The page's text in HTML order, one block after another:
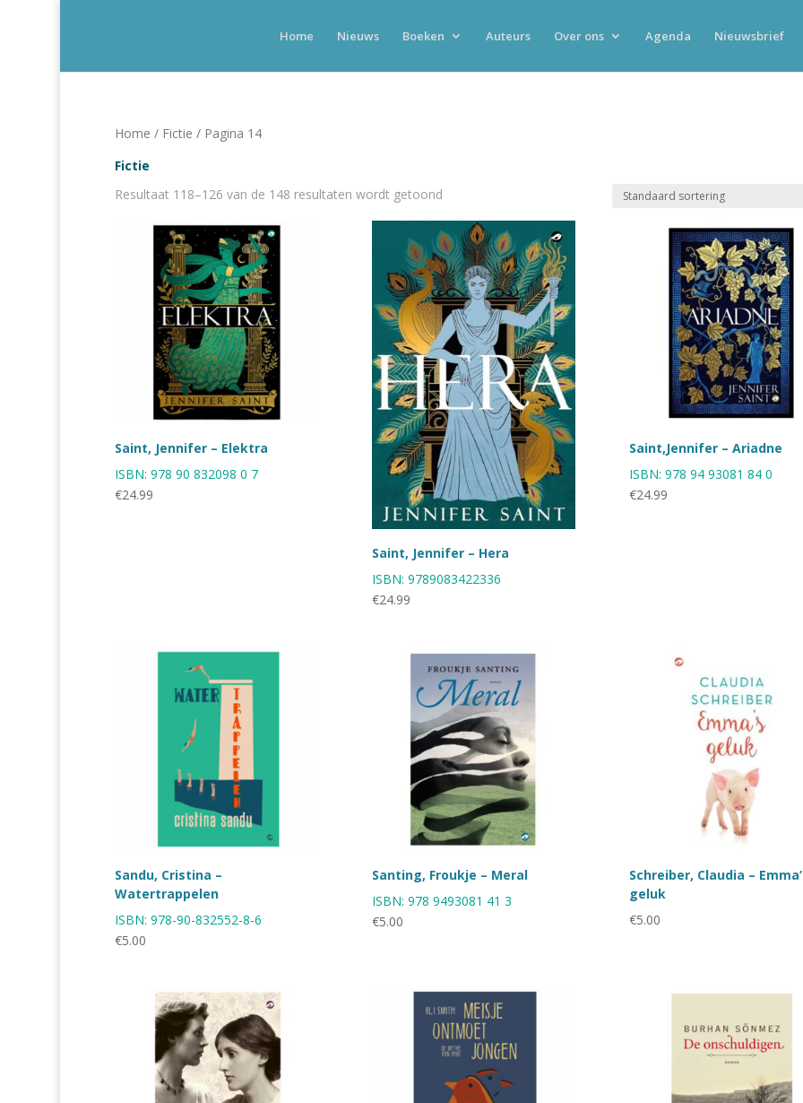
Home Nieuws Boeken Auteurs Over ons Agenda Nieuwsbrief
Home / Fictie / Pagina 14
Fictie
Resultaat 118–126 van de 148 resultaten wordt getoond
Saint, Jennifer – Elektra
ISBN: 978 90 832098 0 7
€24.99
Saint, Jennifer – Hera
ISBN: 9789083422336
€24.99
Saint,Jennifer – Ariadne
ISBN: 978 94 93081 84 0
€24.99
Sandu, Cristina –
Watertrappelen
ISBN: 978-90-832552-8-6
€5.00
Santing, Froukje – Meral
ISBN: 978 9493081 41 3
€5.00
Schreiber, Claudia –
geluk
€5.00